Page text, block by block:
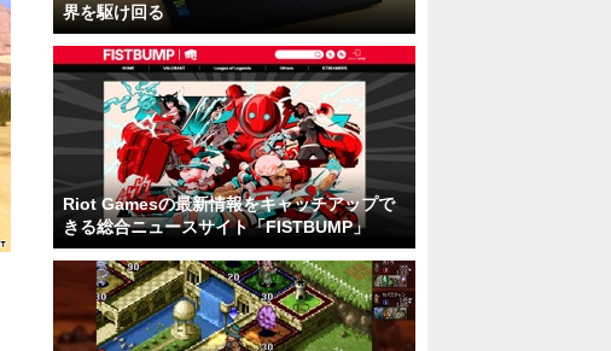
界を駆け回る
Riot Gamesの最新情報をキャッチアップで
きる総合ニュースサイト「FISTBUMP」